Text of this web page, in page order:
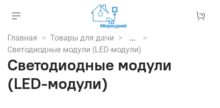
Главная Товары для дачи
...
Светодиодные модули (LED-модули)
Светодиодные модули
(LED-модули)